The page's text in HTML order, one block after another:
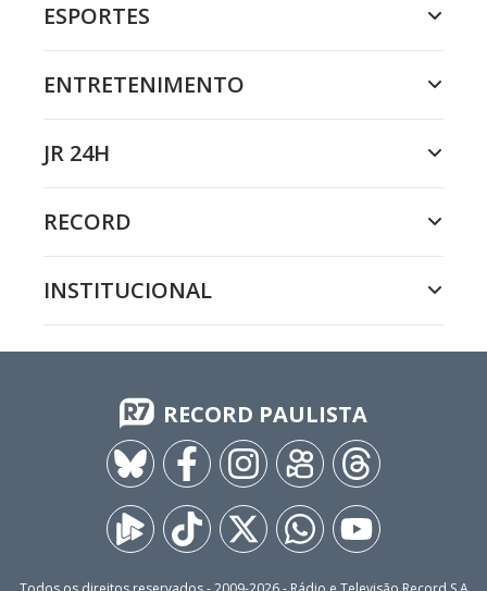
ESPORTES
ENTRETENIMENTO
JR 24H
RECORD
INSTITUCIONAL
RECORD PAULISTA